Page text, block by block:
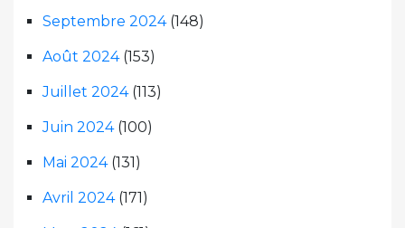
Septembre 2024(148)
Août 2024(153)
Juillet 2024(113)
Juin 2024(100)
Mai 2024(131)
Avril 2024(171)